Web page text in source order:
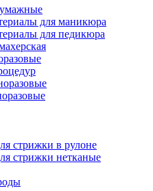
для маникюра
для педикюра
стрижки в рулоне
стрижки нетканые